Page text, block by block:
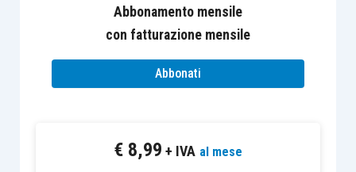
valore in T2 +0.5 t/t)
per la prima volta da T1
del passaggio ai nuovi e
più stringenti standard
Abbonamento mensile
con fatturazione mensile
Abbonati
€ 8,99 + IVA al mese